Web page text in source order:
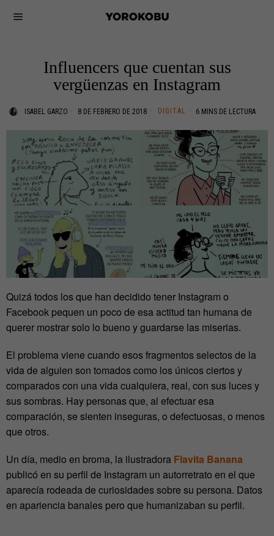
Influencers que cuentan sus
vergüenzas en Instagram
ISABEL GARZO 8 DE FEBRERO DE 2018 DIGITAL 6 MINS DE LECTURA
Quizá todos los que han decidido tener Instagram o
Facebook pequen un poco de esa actitud tan humana de
querer mostrar solo lo bueno y guardarse las miserias.
El problema viene cuando esos fragmentos selectos de la
vida de alguien son tomados como los únicos ciertos y
comparados con una vida cualquiera, real, con sus luces y
sus sombras. Hay personas que, al efectuar esa
comparación, se sienten inseguras, o defectuosas, o menos
que otros.
Un día, medio en broma, la ilustradora Flavita Banana
publicó en su perfil de Instagram un autorretrato en el que
aparecía rodeada de curiosidades sobre su persona. Datos
en apariencia banales pero que humanizaban su perfil.